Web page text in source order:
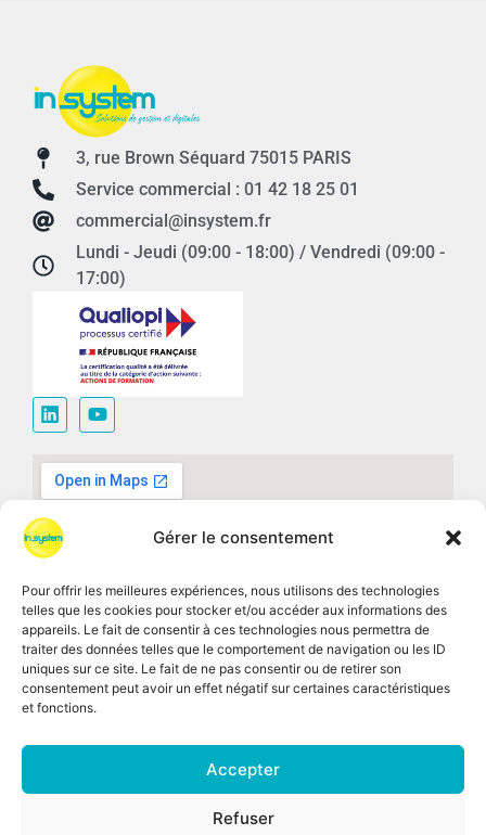
Gérer le consentement
Pour offrir les meilleures expériences, nous utilisons des technologies
telles que les cookies pour stocker et/ou accéder aux informations des
appareils. Le fait de consentir à ces technologies nous permettra de
traiter des données telles que le comportement de navigation ou les ID
uniques sur ce site. Le fait de ne pas consentir ou de retirer son
consentement peut avoir un effet négatif sur certaines caractéristiques
et fonctions.
Accepter
Refuser
3, rue Brown Séquard 75015 PARIS
Service commercial : 01 42 18 25 01
commercial@insystem.fr
Lundi - Jeudi (09:00 - 18:00) / Vendredi (09:00 -
17:00)
Recrutement